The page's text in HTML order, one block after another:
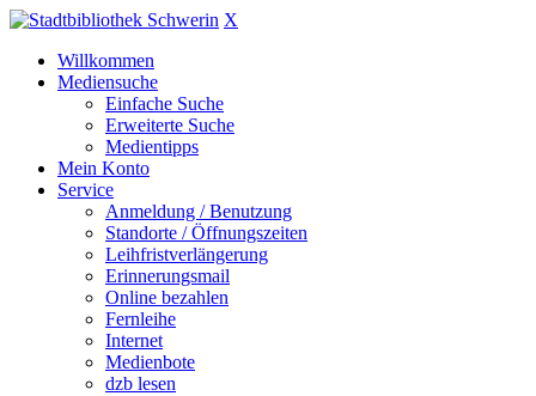
X
Willkommen
Mediensuche
Einfache Suche
Erweiterte Suche
Medientipps
Mein Konto
Service
Anmeldung / Benutzung
Standorte / Öffnungszeiten
Leihfristverlängerung
Erinnerungsmail
Online bezahlen
Fernleihe
Internet
Medienbote
dzb lesen